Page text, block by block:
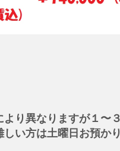
り異なりますが１〜
しい方は土曜日お預か